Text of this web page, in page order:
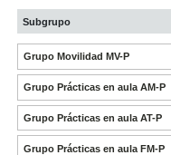
Subgrupo
Grupo Movilidad MV-P
Grupo Prácticas en aula AM-P
Grupo Prácticas en aula AT-P
Grupo Prácticas en aula FM-P